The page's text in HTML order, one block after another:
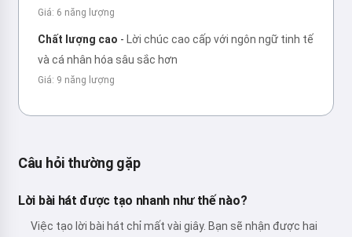
Giá: 6 năng lượng
Chất lượng cao - Lời chúc cao cấp với ngôn ngữ tinh tế
và cá nhân hóa sâu sắc hơn
Giá: 9 năng lượng
Câu hỏi thường gặp
Lời bài hát được tạo nhanh như thế nào?
Việc tạo lời bài hát chỉ mất vài giây. Bạn sẽ nhận được hai